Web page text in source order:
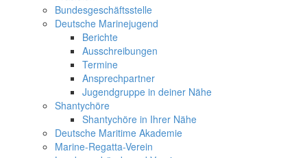
Bundesgeschäftsstelle
Deutsche Marinejugend
Berichte
Ausschreibungen
Termine
Ansprechpartner
Jugendgruppe in deiner Nähe
Shantychöre
Shantychöre in Ihrer Nähe
Deutsche Maritime Akademie
Marine-Regatta-Verein